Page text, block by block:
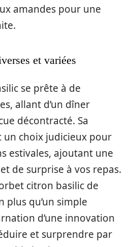
amandes pour une
et variées
se prête à de
allant d’un dîner
décontracté. Sa
un choix judicieux pour
estivales, ajoutant une
de surprise à vos repas.
citron basilic de
plus qu’un simple
d’une innovation
et surprendre par